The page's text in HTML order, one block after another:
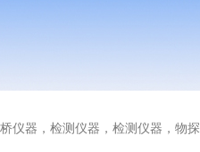
，检测仪器，检测仪器，物探仪器，